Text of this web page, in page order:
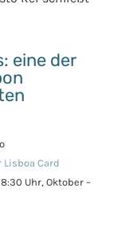
eine der
Card
Uhr, Oktober –